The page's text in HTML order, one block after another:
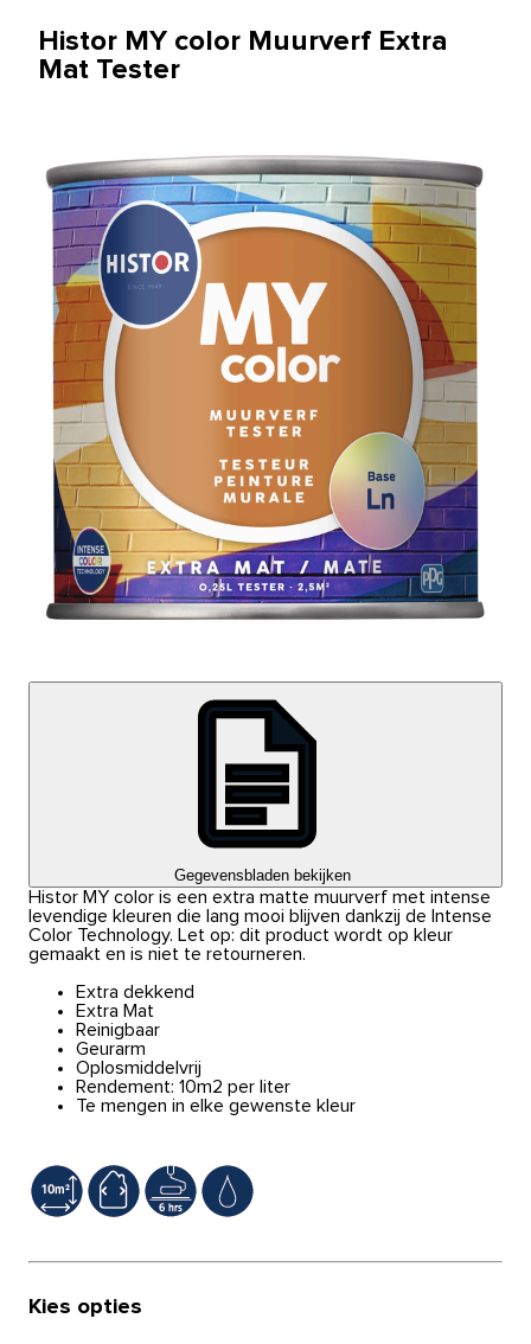
Histor MY color Muurverf Extra
Mat Tester
Gegevensbladen bekijken
Histor MY color is een extra matte muurverf met intense
levendige kleuren die lang mooi blijven dankzij de Intense
Color Technology. Let op: dit product wordt op kleur
gemaakt en is niet te retourneren.
Extra dekkend
Extra Mat
Reinigbaar
Geurarm
Oplosmiddelvrij
Rendement: 10m2 per liter
Te mengen in elke gewenste kleur
Kies opties